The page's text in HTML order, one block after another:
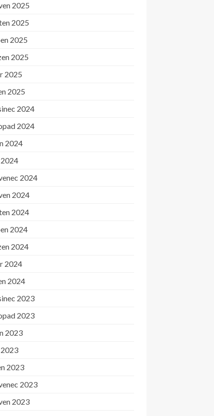
2025
2025
2025
2025
2025
2025
2024
2024
2024
2024
2024
2024
2024
2024
2024
2024
2023
2023
2023
2023
2023
2023